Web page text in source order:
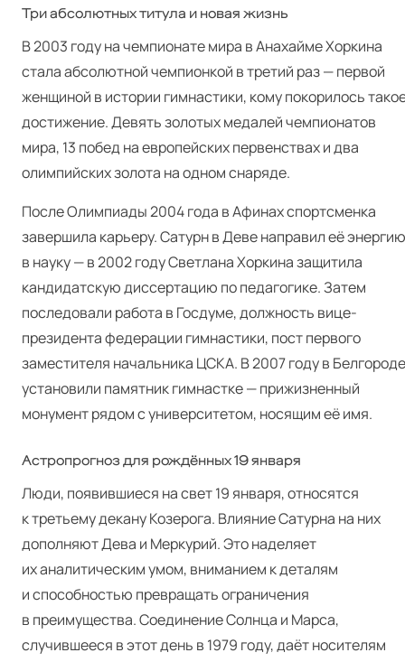
Три абсолютных титула и новая жизнь
В 2003 году на чемпионате мира в Анахайме Хоркина
стала абсолютной чемпионкой в третий раз — первой
женщиной в истории гимнастики, кому покорилось
достижение. Девять золотых медалей чемпионатов
мира, 13 побед на европейских первенствах и два
олимпийских золота на одном снаряде.
После Олимпиады 2004 года в Афинах спортсменка
завершила карьеру. Сатурн в Деве направил её энергию
в науку — в 2002 году Светлана Хоркина защитила
кандидатскую диссертацию по педагогике. Затем
последовали работа в Госдуме, должность вице-
президента федерации гимнастики, пост первого
заместителя начальника ЦСКА. В 2007 году в Белгороде
установили памятник гимнастке — прижизненный
монумент рядом с университетом, носящим её имя.
Астропрогноз для рождённых 19 января
Люди, появившиеся на свет 19 января, относятся
к третьему декану Козерога. Влияние Сатурна на них
дополняют Дева и Меркурий. Это наделяет
их аналитическим умом, вниманием к деталям
и способностью превращать ограничения
в преимущества. Соединение Солнца и Марса,
случившееся в этот день в 1979 году, даёт носителям